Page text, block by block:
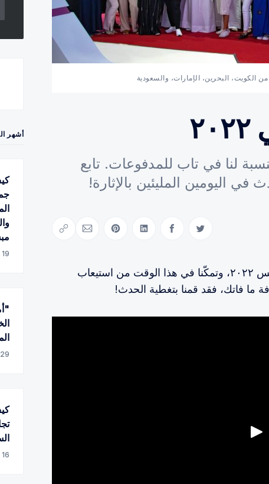
البحرين، الإمارات، والسعودية
رائع بالنسبة لنا في تاب للمدفوعات. تابع
اليومين المليئين بالإثارة!
Share on Twitter
Share on Facebook
Share on LinkedIn
Share on Pinterest
Share via Email
Copy link
مضى أكثر من أسبوع على انتهاء مؤتمر سيملس ٢٠٢٢، وتمكّنا في هذا الوقت من استيعاب
ما فاتك، فقد قمنا بتغطية الحدث!
أشهر
19 May 2026
29 Apr 2026
16 Apr 2026